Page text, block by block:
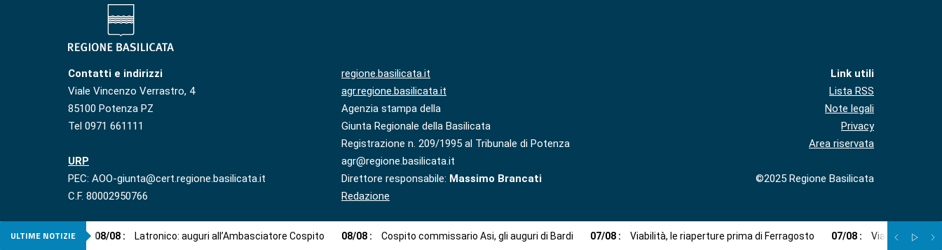
Contatti e indirizzi
Viale Vincenzo Verrastro, 4
85100 Potenza PZ
Tel 0971 661111
URP
PEC: AOO-giunta@cert.regione.basilicata.it
C.F. 80002950766
regione.basilicata.it
agr.regione.basilicata.it
Agenzia stampa della
Giunta Regionale della Basilicata
Registrazione n. 209/1995 al Tribunale di Potenza
agr@regione.basilicata.it
Direttore responsabile: Massimo Brancati
Redazione
Link utili
Lista RSS
Note legali
Privacy
Area riservata
©2025 Regione Basilicata
ULTIME NOTIZIE 08/08 : Latronico: auguri all’Ambasciatore Cospito 08/08 : Cospito commissario Asi, gli auguri di Bardi 07/08 : Viabilità, le riaperture prima di Ferragosto 07/08 : Via libera a